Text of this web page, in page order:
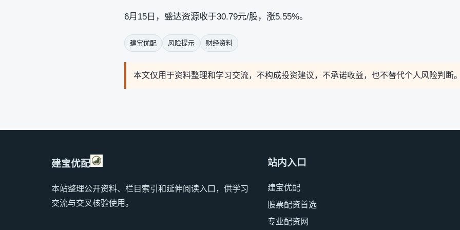
6月15日，盛达资源收于30.79元/股，涨5.55%。
建宝优配 风险提示 财经资料
本文仅用于资料整理和学习交流，不构成投资建议，不承诺收益，也不替代个人风险判断
建宝优配
本站整理公开资料、栏目索引和延伸阅读入口，供学习
交流与交叉核验使用。
站内入口
建宝优配
股票配资首选
专业配资网